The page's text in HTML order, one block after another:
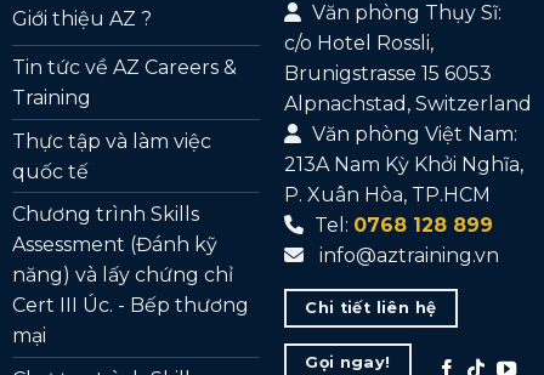
Giới thiệu AZ ?
Tin tức về AZ Careers &
Training
Thực tập và làm việc
quốc tế
Chương trình Skills
Assessment (Đánh kỹ
năng) và lấy chứng chỉ
Cert III Úc. - Bếp thương
mại
Văn phòng Thụy Sĩ:
c/o Hotel Rossli,
Brunigstrasse 15 6053
Alpnachstad, Switzerland
Văn phòng Việt Nam:
213A Nam Kỳ Khởi Nghĩa,
P. Xuân Hòa, TP.HCM
Tel: 0768 128 899
info@aztraining.vn
Chi tiết liên hệ
Gọi ngay!